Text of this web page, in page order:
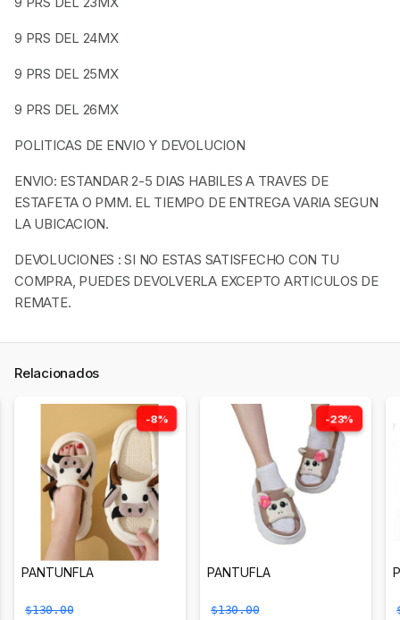
9 PRS DEL 24MX
9 PRS DEL 25MX
9 PRS DEL 26MX
POLITICAS DE ENVIO Y DEVOLUCION
ENVIO: ESTANDAR 2-5 DIAS HABILES A TRAVES DE
ESTAFETA O PMM. EL TIEMPO DE ENTREGA VARIA SEGUN
LA UBICACION.
DEVOLUCIONES : SI NO ESTAS SATISFECHO CON TU
COMPRA, PUEDES DEVOLVERLA EXCEPTO ARTICULOS DE
REMATE.
Relacionados
-8%
PANTUNFLA
$130.00
-23%
PANTUFLA
$130.00